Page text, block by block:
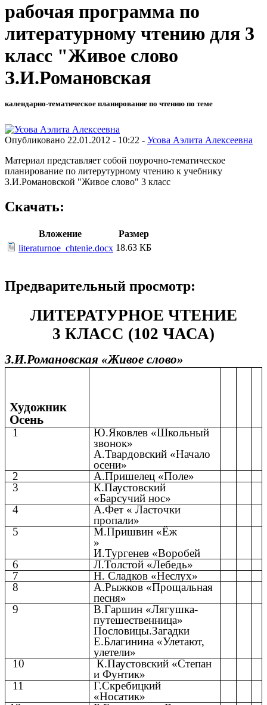
рабочая программа по
литературному чтению для 3
класс "Живое слово
З.И.Романовская
календарно-тематическое планирование по чтению по теме
Опубликовано 22.01.2012 - 10:22 - Усова Аэлита Алексеевна
Материал представляет собой поурочно-тематическое
планирование по литерутурному чтению к учебнику
З.И.Романовской "Живое слово" 3 класс
Скачать:
Вложение
Размер
literaturnoe_chtenie.docx 18.63 КБ
Предварительный просмотр:
ЛИТЕРАТУРНОЕ ЧТЕНИЕ
3 КЛАСС (102 ЧАСА)
З.И.Романовская «Живое слово»
Художник
Осень
1
Ю.Яковлев «Школьный
звонок»
А.Твардовский «Начало
осени»
2
А.Пришелец «Поле»
3
К.Паустовский
«Барсучий нос»
4
А.Фет « Ласточки
пропали»
5
М.Пришвин «Ёж
»
И.Тургенев «Воробей
6
Л.Толстой «Лебедь»
7
Н. Сладков «Неслух»
8
А.Рыжков «Прощальная
песня»
9
В.Гаршин «Лягушка-
путешественница»
Пословицы.Загадки
Е.Благинина «Улетают,
улетели»
10
К.Паустовский «Степан
и Фунтик»
11
Г.Скребицкий
«Носатик»